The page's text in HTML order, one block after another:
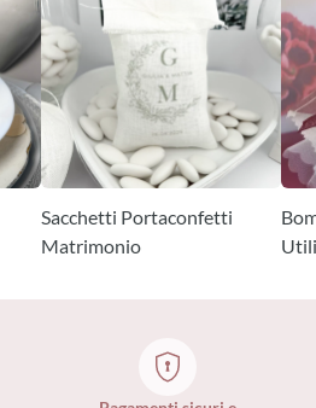
Sacchetti Portaconfetti
Matrimonio
Utili